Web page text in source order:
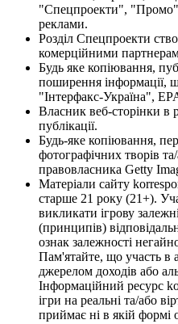
"Спецпроекти", "Промо"
реклами.
Розділ Спецпроекти
комерційними
Будь яке копіювання,
поширення інформації,
"Інтерфакс-Україна",
Власник веб-сторінки в
публікації.
Будь-яке копіювання,
фотографічних творів
правовласника Getty
Матеріали сайту
старше 21 року (21+).
викликати ігрову
(принципів)
ознак залежності
Пам'ятайте, що участь в
джерелом доходів або
Інформаційний ресурс
ігри на реальні та/або
приймає ні в якій формі